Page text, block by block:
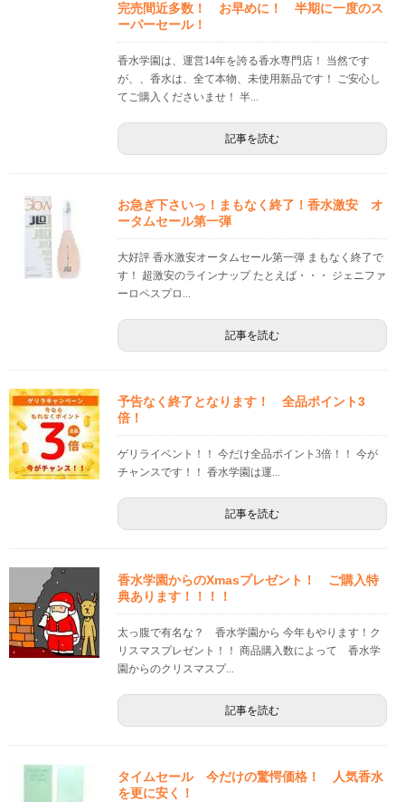
完売間近多数！ お早めに！ 半期に一度のス
ーパーセール！
香水学園は、運営14年を誇る香水専門店！ 当然です
が、、香水は、全て本物、未使用新品です！ ご安心し
てご購入くださいませ！ 半...
記事を読む
お急ぎ下さいっ！まもなく終了！香水激安 オ
ータムセール第一弾
大好評 香水激安オータムセール第一弾 まもなく終了で
す！ 超激安のラインナップ たとえば・・・ ジェニファ
ーロペスプロ...
記事を読む
予告なく終了となります！ 全品ポイント3
倍！
ゲリライベント！！ 今だけ全品ポイント3倍！！ 今が
チャンスです！！ 香水学園は運...
記事を読む
香水学園からのXmasプレゼント！ ご購入特
典あります！！！！
太っ腹で有名な？ 香水学園から 今年もやります！ク
リスマスプレゼント！！ 商品購入数によって 香水学
園からのクリスマスプ...
記事を読む
タイムセール 今だけの驚愕価格！ 人気香水
を更に安く！